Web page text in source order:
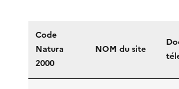
Code
Natura
2000
NOM du site